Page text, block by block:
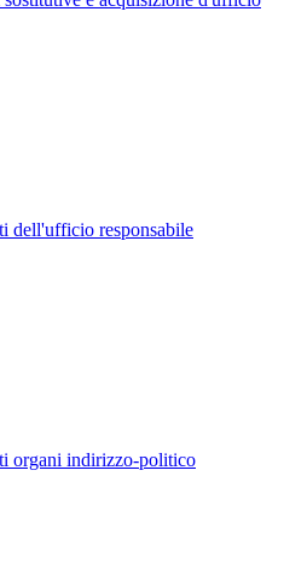
dell'ufficio responsabile
organi indirizzo-politico